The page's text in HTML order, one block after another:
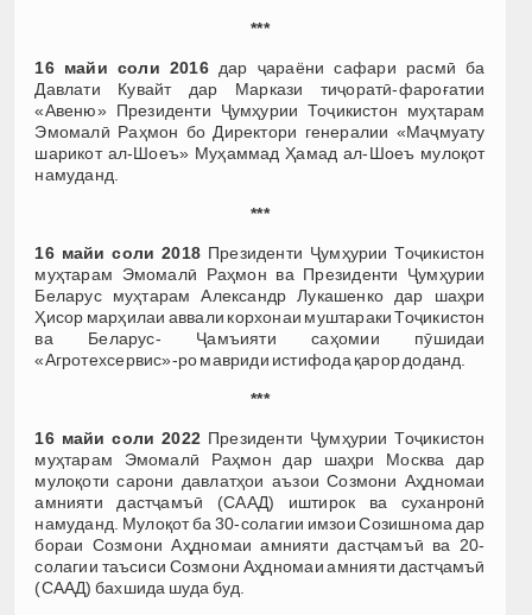
***
16 майи соли 2016дар ҷараёни сафари расмӣ ба
Давлати Кувайт дар Маркази тиҷоратӣ-фароғатии
«Авеню» Президенти Ҷумҳурии Тоҷикистон муҳтарам
Эмомалӣ Раҳмон бо Директори генералии «Маҷмуату
шарикот ал-Шоеъ» Муҳаммад Ҳамад ал-Шоеъ мулоқот
намуданд.
***
16 майи соли 2018 Президенти Ҷумҳурии Тоҷикистон
муҳтарам Эмомалӣ Раҳмон ва Президенти Ҷумҳурии
Беларус муҳтарам Александр Лукашенко дар шаҳри
Ҳисор марҳилаи аввали корхонаи муштараки Тоҷикистон
ва Беларус- Ҷамъияти саҳомии пӯшидаи
«Агротехсервис»-ро мавриди истифода қарор доданд.
***
16 майи соли 2022 Президенти Ҷумҳурии Тоҷикистон
муҳтарам Эмомалӣ Раҳмон дар шаҳри Москва дар
мулоқоти сарони давлатҳои аъзои Созмони Аҳдномаи
амнияти дастҷамъӣ (СААД) иштирок ва суханронӣ
намуданд. Мулоқот ба 30-солагии имзои Созишнома дар
бораи Созмони Аҳдномаи амнияти дастҷамъӣ ва 20-
солагии таъсиси Созмони Аҳдномаи амнияти дастҷамъӣ
(СААД) бахшида шуда буд.